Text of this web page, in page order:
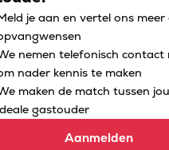
je aan en vertel ons meer
nemen telefonisch contact
nader kennis te maken
maken de match tussen
gastouder
Aanmelden